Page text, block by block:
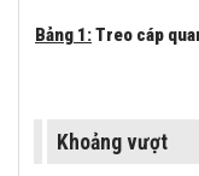
Bảng 1:Treo cáp
Khoảng vượt